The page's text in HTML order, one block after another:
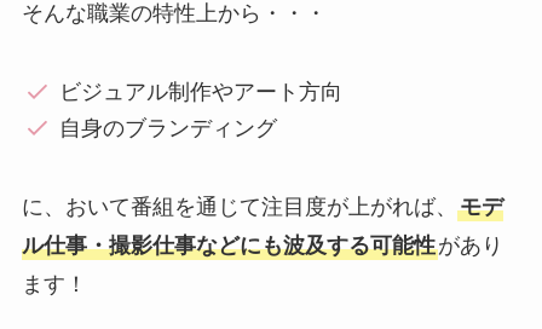
そんな職業の特性上から・・・
ビジュアル制作やアート方向
自身のブランディング
に、おいて番組を通じて注目度が上がれば、 モデ
ル仕事・撮影仕事などにも波及する可能性があり
ます！